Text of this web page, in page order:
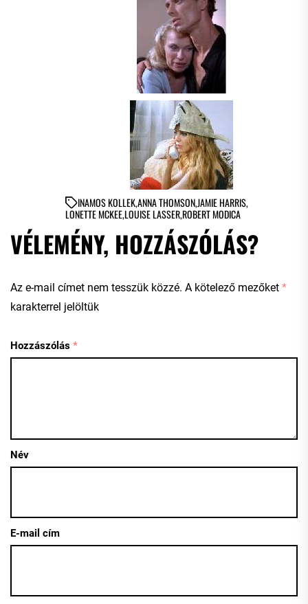
INAMOS KOLLEK,ANNA THOMSON,JAMIE HARRIS,
LONETTE MCKEE,LOUISE LASSER,ROBERT MODICA
VÉLEMÉNY, HOZZÁSZÓLÁS?
Az e-mail címet nem tesszük közzé. A kötelező mezőket *
karakterrel jelöltük
Hozzászólás *
Név
E-mail cím